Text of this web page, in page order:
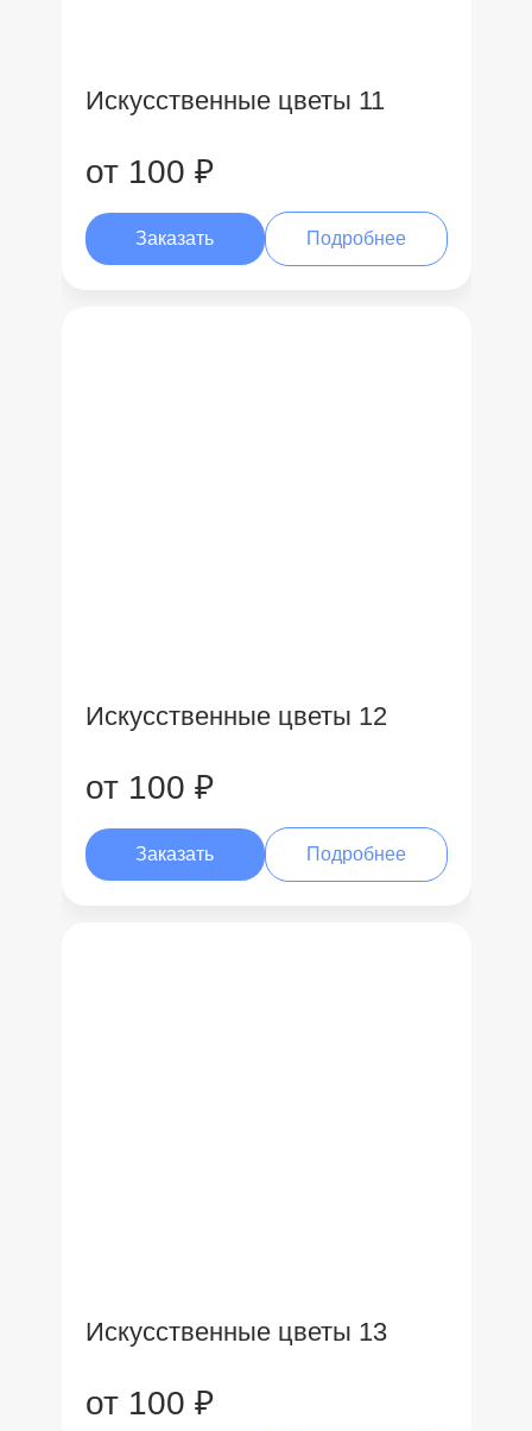
Искусственные цветы 11
от 100 ₽
Заказать Подробнее
Искусственные цветы 12
от 100 ₽
Заказать Подробнее
Искусственные цветы 13
от 100 ₽